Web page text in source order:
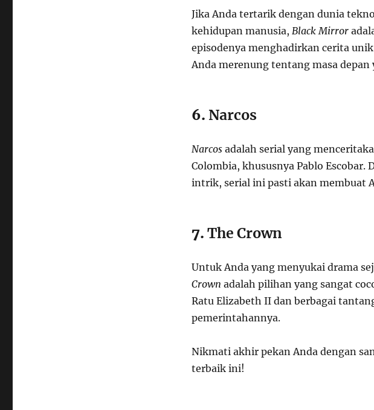
Jika Anda tertarik dengan dunia
kehidupan manusia, Black Mirror
episodenya menghadirkan cerita
Anda merenung tentang masa
6. Narcos
Narcosadalah serial yang
Colombia, khususnya Pablo Escobar.
intrik, serial ini pasti akan membuat
7. The Crown
Untuk Anda yang menyukai drama
Crown adalah pilihan yang sangat
Ratu Elizabeth II dan berbagai
pemerintahannya.
Nikmati akhir pekan Anda dengan
terbaik ini!